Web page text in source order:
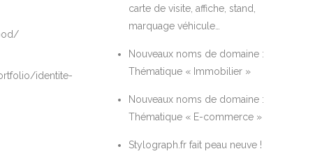
identite-
carte de visite, affiche, stand,
marquage véhicule…
Nouveaux noms de domaine :
Thématique « Immobilier »
Nouveaux noms de domaine :
Thématique « E-commerce »
Stylograph.fr fait peau neuve !